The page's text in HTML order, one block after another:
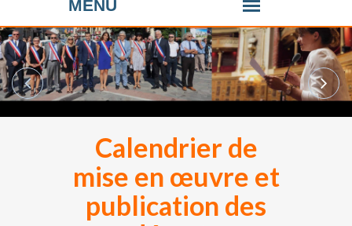
Calendrier de
mise en œuvre et
publication des